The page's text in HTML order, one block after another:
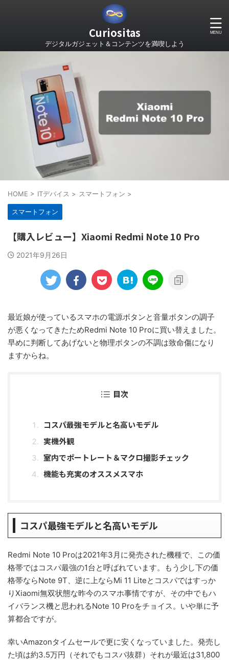
Curiositas
デジタルガジェット＆コンテンツを満喫しよう
HOME > ITデバイス > スマートフォン >
スマートフォン
【購入レビュー】Xiaomi Redmi Note 10 Pro
2021年9月26日
最近娘が使っているスマホの電源ボタンと音量ボタンの調子
が悪くなってきたためRedmi Note 10 Proに買い替えました。
早めに判断してあげないと物理ボタンの不調は致命傷になり
ますからね。
目次
コスパ最強モデルと名高いモデル
実機外観
室内でポートレート＆マクロ撮影チェック
機能も充実のオススメスマホ
コスパ最強モデルと名高いモデル
Redmi Note 10 Proは2021年3月に発売された機種で、この価
格帯ではコスパ最強の1台と呼ばれています。もう少し下の価
格帯ならNote 9T、逆に上ならMi 11 Liteとコスパではすっか
りXiaomi無双状態な昨今のスマホ事情ですが、その中でもハ
イバランス機と思われるNote 10 Proをチョイス。いや単に予
算都合ですが。
幸いAmazonタイムセールで更に安くなっていました。発売し
た頃は約3.5万円（それでもコスパ抜群）それが最近は31,800